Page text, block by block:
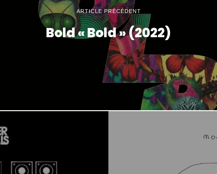
ARTICLE PRÉCÉDENT
Bold « Bold » (2022)